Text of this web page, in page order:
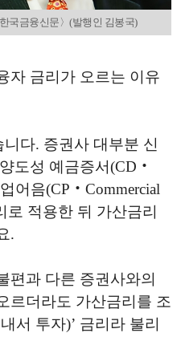
국금융신문〉(발행인 김봉국)
자 금리가 오르는 이유
니다. 증권사 대부분 신
도성 예금증서(CD‧
어음(CP‧Commercial
로 적용한 뒤 가산금리
.
편과 다른 증권사와의
르더라도 가산금리를 조
서 투자)’ 금리라 불리